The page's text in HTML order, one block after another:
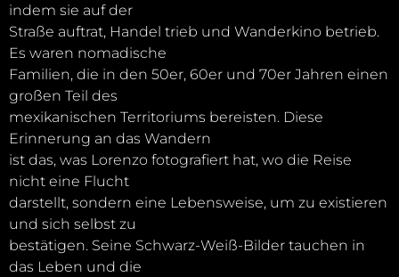
indem sie auf der
Straße auftrat, Handel trieb und Wanderkino betrieb.
Es waren nomadische
Familien, die in den 50er, 60er und 70er Jahren einen
großen Teil des
mexikanischen Territoriums bereisten. Diese
Erinnerung an das Wandern
ist das, was Lorenzo fotografiert hat, wo die Reise
nicht eine Flucht
darstellt, sondern eine Lebensweise, um zu existieren
und sich selbst zu
bestätigen. Seine Schwarz-Weiß-Bilder tauchen in
das Leben und die